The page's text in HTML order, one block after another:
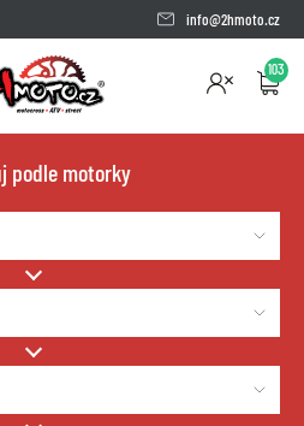
info@2hmoto.cz
103
podle motorky